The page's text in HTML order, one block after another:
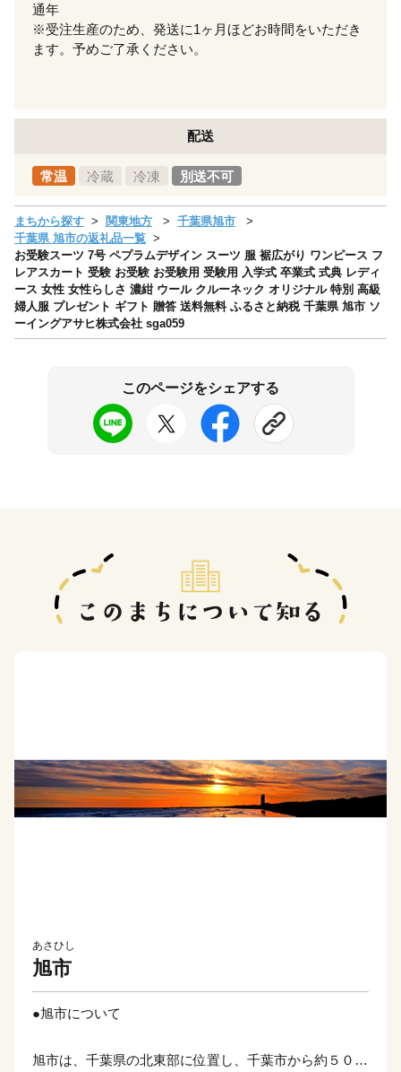
通年
※受注生産のため、発送に1ヶ月ほどお時間をいただき
ます。予めご了承ください。
配送
常温 冷蔵 冷凍 別送不可
まちから探す 関東地方
千葉県旭市
千葉県 旭市の返礼品一覧
お受験スーツ 7号 ペプラムデザイン スーツ 服 裾広がり ワンピース フ
レアスカート 受験 お受験 お受験用 受験用 入学式 卒業式 式典 レディ
ース 女性 女性らしさ 濃紺 ウール クルーネック オリジナル 特別 高級
婦人服 プレゼント ギフト 贈答 送料無料 ふるさと納税 千葉県 旭市 ソ
ーイングアサヒ株式会社 sga059
このページをシェアする
あさひし
旭市
●旭市について
旭市は、千葉県の北東部に位置し、千葉市から約５０